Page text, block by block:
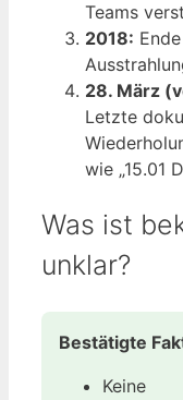
Teams
2018:
28. März
Letzte
wie „15.01
Was ist
unklar?
Bestätigte
Keine